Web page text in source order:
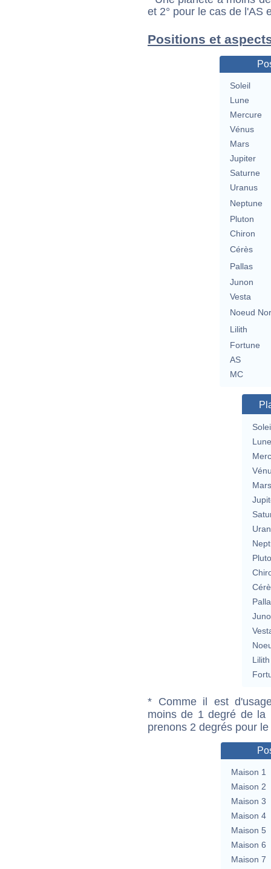
et 2° pour le cas de l'AS
Positions et
Soleil
Lune
Mercure
Vénus
Mars
Jupiter
Saturne
Uranus
Neptune
Pluton
Chiron
Cérès
Pallas
Junon
Vesta
Noeud
Lilith
Fortune
AS
MC
Lune
Mars
Lilith
* Comme il est
moins de 1 degré de la
prenons 2 degrés pour
Maison 1
Maison 2
Maison 3
Maison 4
Maison 5
Maison 6
Maison 7